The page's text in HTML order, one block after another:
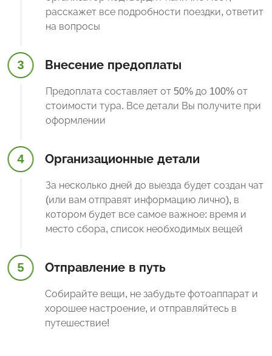
расскажет все подробности поездки, ответит
на вопросы
3 Внесение предоплаты
Предоплата составляет от 50% до 100% от
стоимости тура. Все детали Вы получите при
оформлении
4 Организационные детали
За несколько дней до выезда будет создан чат
(или вам отправят информацию лично), в
котором будет все самое важное: время и
место сбора, список необходимых вещей
5 Отправление в путь
Собирайте вещи, не забудьте фотоаппарат и
хорошее настроение, и отправляйтесь в
путешествие!